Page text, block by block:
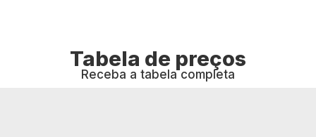
Tabela de preços
Receba a tabela completa